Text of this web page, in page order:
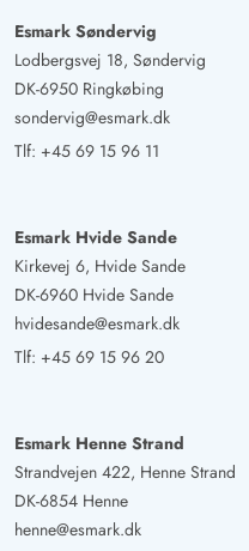
Esmark Søndervig
Lodbergsvej 18, Søndervig
DK-6950 Ringkøbing
sondervig@esmark.dk
Tlf: +45 69 15 96 11
Esmark Hvide Sande
Kirkevej 6, Hvide Sande
DK-6960 Hvide Sande
hvidesande@esmark.dk
Tlf: +45 69 15 96 20
Esmark Henne Strand
Strandvejen 422, Henne Strand
DK-6854 Henne
henne@esmark.dk